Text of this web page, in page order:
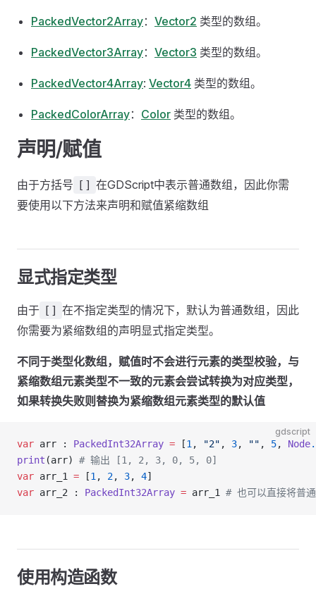
PackedVector2Array： Vector2 类型的数组。
PackedVector3Array： Vector3 类型的数组。
PackedVector4Array: Vector4 类型的数组。
PackedColorArray： Color 类型的数组。
声明/赋值
由于方括号 [] 在GDScript中表示普通数组，因此你需
要使用以下方法来声明和赋值紧缩数组
显式指定类型
由于 [] 在不指定类型的情况下，默认为普通数组，因此
你需要为紧缩数组的声明显式指定类型。
不同于类型化数组，赋值时不会进行元素的类型校验，与
紧缩数组元素类型不一致的元素会尝试转换为对应类型，
如果转换失败则替换为紧缩数组元素类型的默认值
gdscript
var arr : PackedInt32Array = [1 , "2" , 3, "" , 5, Node.
print (arr) # 输出 [1, 2, 3, 0, 5, 0]
var arr_1 = [1 , 2, 3, 4]
var arr_2 : PackedInt32Array = arr_1 # 也可以直接将普
使用构造函数